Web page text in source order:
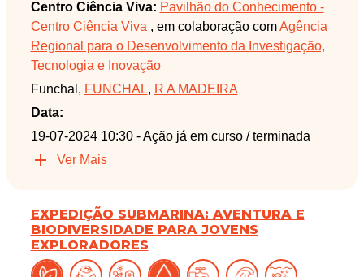
Centro Ciência Viva: Pavilhão do Conhecimento -
Centro Ciência Viva , em colaboração comAgência
Regional para o Desenvolvimento da Investigação,
Tecnologia e Inovação
Funchal, FUNCHAL, R A MADEIRA
Data:
19-07-2024 10:30 - Ação já em curso / terminada
Ver Mais
EXPEDIÇÃO SUBMARINA: AVENTURA E
BIODIVERSIDADE PARA JOVENS
EXPLORADORES